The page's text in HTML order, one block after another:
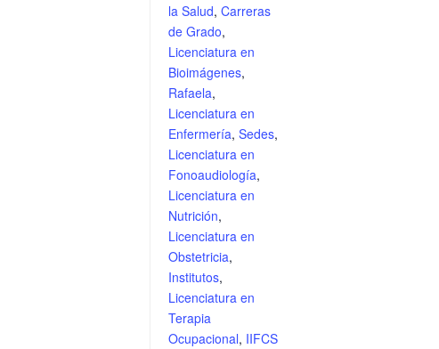
la Salud, Carreras
de Grado,
Licenciatura en
Bioimágenes,
Rafaela,
Licenciatura en
Enfermería, Sedes,
Licenciatura en
Fonoaudiología,
Licenciatura en
Nutrición,
Licenciatura en
Obstetricia,
Institutos,
Licenciatura en
Terapia
Ocupacional, IIFCS